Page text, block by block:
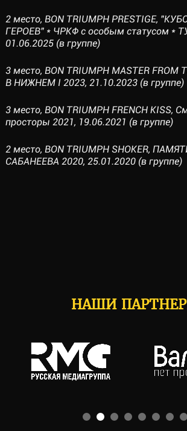
2 место, BON TRIUMPH PRESTIGE,
ГЕРОЕВ" * ЧРКФ с особым статусом *
01.06.2025 (в группе)
3 место, BON TRIUMPH MASTER FROM
В НИЖНЕМ I 2023, 21.10.2023 (в группе)
3 место, BON TRIUMPH FRENCH KISS,
просторы 2021, 19.06.2021 (в группе)
2 место, BON TRIUMPH SHOKER,
САБАНЕЕВА 2020, 25.01.2020 (в группе)
НАШИ